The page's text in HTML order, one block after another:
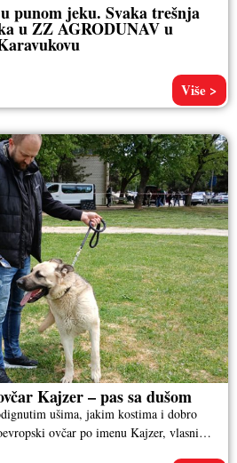
punom jeku. Svaka trešnja
u ZZ AGRODUNAV u
Više >
Kajzer – pas sa dušom
ušima, jakim kostima i dobro
ovčar po imenu Kajzer, vlasnika